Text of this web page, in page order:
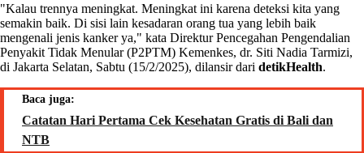
"Kalau trennya meningkat. Meningkat ini karena deteksi kita yang
semakin baik. Di sisi lain kesadaran orang tua yang lebih baik
mengenali jenis kanker ya," kata Direktur Pencegahan Pengendalian
Penyakit Tidak Menular (P2PTM) Kemenkes, dr. Siti Nadia Tarmizi,
di Jakarta Selatan, Sabtu (15/2/2025), dilansir dari detikHealth.
Baca juga:
Catatan Hari Pertama Cek Kesehatan Gratis di Bali dan
NTB